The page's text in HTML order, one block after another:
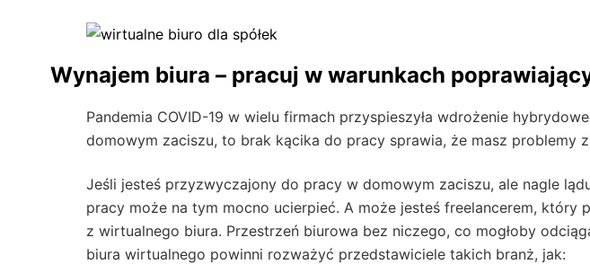
Wynajem biura – pracuj w warunkach
Pandemia COVID-19 w wielu firmach przyspieszyła wdrożenie
domowym zaciszu, to brak kącika do pracy sprawia, że masz problemy
Jeśli jesteś przyzwyczajony do pracy w domowym zaciszu, ale nagle
pracy może na tym mocno ucierpieć. A może jesteś freelancerem,
z wirtualnego biura. Przestrzeń biurowa bez niczego, co mogłoby
biura wirtualnego powinni rozważyć przedstawiciele takich branż, jak: